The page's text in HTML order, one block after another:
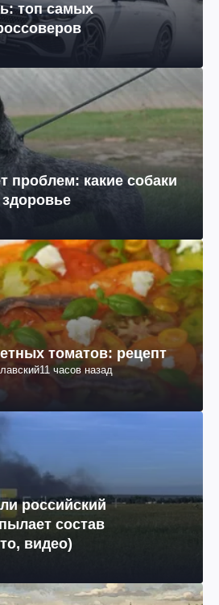
топ самых
проблем: какие собаки
томатов: рецепт
11 часов назад
российский
состав
видео)